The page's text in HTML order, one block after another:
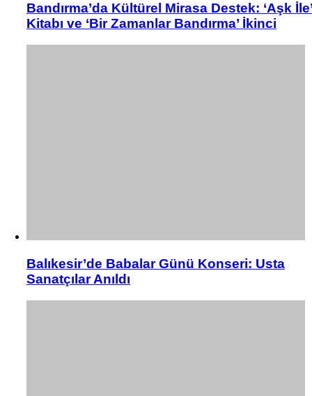
Bandırma’da Kültürel Mirasa Destek: ‘Aşk
Kitabı ve ‘Bir Zamanlar Bandırma’ İkinci
Balıkesir’de Babalar Günü Konseri: Usta
Sanatçılar Anıldı